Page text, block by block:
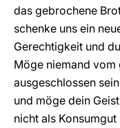
das gebrochene
schenke uns ein
Gerechtigkeit und
Möge niemand vom
ausgeschlossen
und möge dein
nicht als